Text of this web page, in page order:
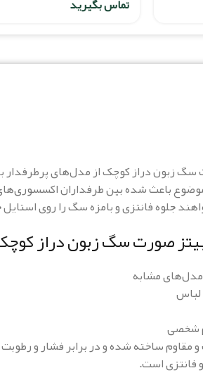
تماس بگیرید
زبون دراز کوچک از مدل‌های پرطرفدار
باعث شده بین طرفداران
جلوه فانتزی و بامزه سگ را روی
صورت سگ زبون دراز
مشابه
لباس
شخصی
مقاوم ساخته شده و در برابر فشار و
فانتزی است.